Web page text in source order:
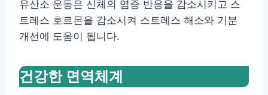
유산소 운동은 신체의 염증 반응을 감소시키고 스
트레스 호르몬을 감소시켜 스트레스 해소와 기분
개선에 도움이 됩니다.
건강한 면역체계